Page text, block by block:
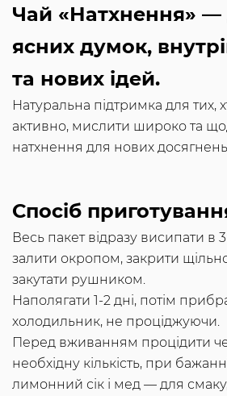
Чай «Натхнення»
ясних думок,
та нових ідей.
Натуральна підтримка для тих,
активно, мислити широко та
натхнення для нових
Спосіб
Весь пакет відразу висипати в
залити окропом, закрити
закутати рушником.
Наполягати 1-2 дні, потім
холодильник, не проціджуючи.
Перед вживанням процідити
необхідну кількість, при
лимонний сік і мед — для